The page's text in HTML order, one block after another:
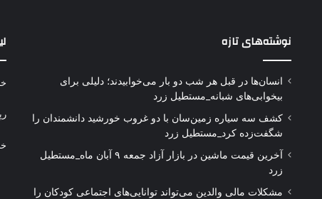
نوشته‌های تازه
انسان‌ها در قبل هر شب دو بار می‌خوابیدند؛ دلیلی برای
بیخوابی‌های شبانه_مستطیل زرد
کشف سه سیاره زمین‌سان با دو غروب خورشید دانشمندان را
شگفت‌زده کرد_مستطیل زرد
آخرین قیمت ماشین در بازار آزاد جمعه ۹ آبان ماه_مستطیل
زرد
مشکلات مالی والدین می‌تواند توانایی‌های اجتماعی کودکان را